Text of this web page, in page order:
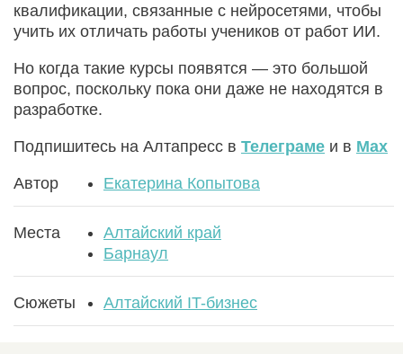
квалификации, связанные с нейросетями, чтобы
учить их отличать работы учеников от работ ИИ.
Но когда такие курсы появятся — это большой
вопрос, поскольку пока они даже не находятся в
разработке.
Подпишитесь на Алтапресс в Телеграме и в Max
Автор Екатерина Копытова
Места
Алтайский край
Барнаул
Сюжеты Алтайский IT-бизнес